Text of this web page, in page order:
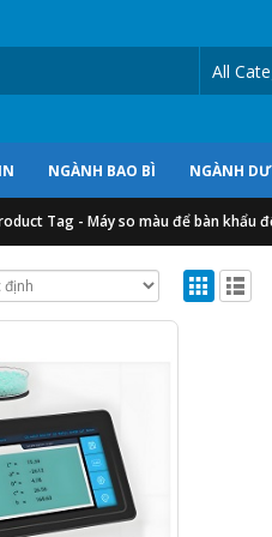
NGÀNH BAO BÌ NGÀNH
Tag - Máy so màu để bàn khẩu